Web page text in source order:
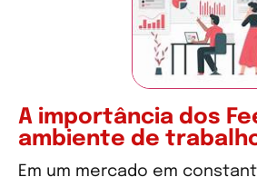
A importância dos
ambiente de
Em um mercado em